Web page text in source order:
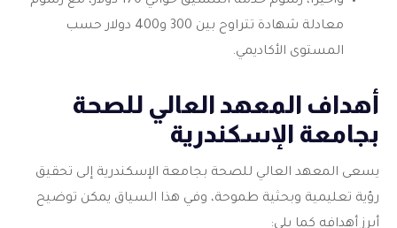
معادلة شهادة تتراوح بين 300 و400 دولار حسب
المستوى الأكاديمي.
أهداف المعهد العالي للصحة
بجامعة الإسكندرية
يسعى المعهد العالي للصحة بجامعة الإسكندرية إلى تحقيق
رؤية تعليمية وبحثية طموحة، وفي هذا السياق يمكن توضيح
أبرز أهدافه كما يلي: